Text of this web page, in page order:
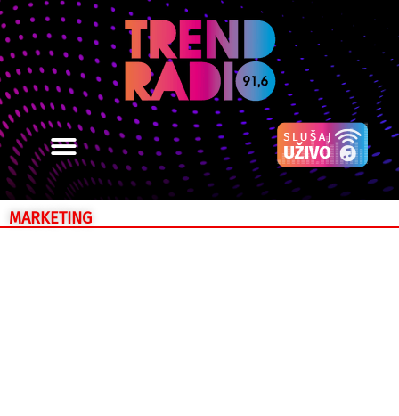
MARKETING